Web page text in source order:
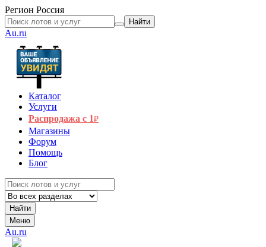
Регион Россия
Найти
Au.ru
Каталог
Услуги
Распродажа с 1₽
Магазины
Форум
Помощь
Блог
Найти
Меню
Au.ru